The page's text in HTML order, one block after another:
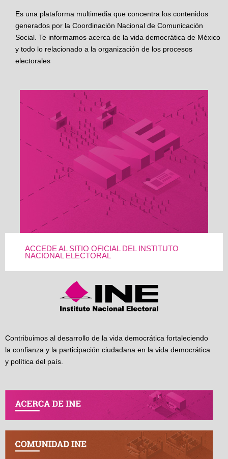
Es una plataforma multimedia que concentra los contenidos
generados por la Coordinación Nacional de Comunicación
Social. Te informamos acerca de la vida democrática de México
y todo lo relacionado a la organización de los procesos
electorales
ACCEDE AL SITIO OFICIAL DEL INSTITUTO
NACIONAL ELECTORAL
Contribuimos al desarrollo de la vida democrática fortaleciendo
la confianza y la participación ciudadana en la vida democrática
y política del país.